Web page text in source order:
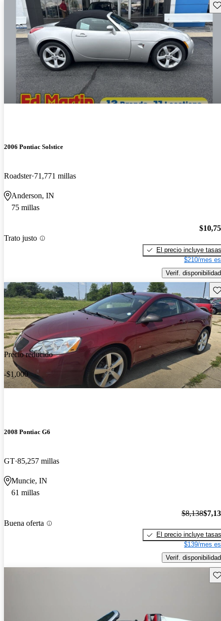
2006 Pontiac Solstice
Roadster 71,771 millas
Anderson, IN
75 millas
Trato justo
El precio incluye tasas
$210/mes
Verif. disponibilidad
Precio reducido
-$1,000
2008 Pontiac G6
GT 85,257 millas
Muncie, IN
61 millas
Buena oferta
$8,138
El precio incluye tasas
$139/mes
Verif. disponibilidad